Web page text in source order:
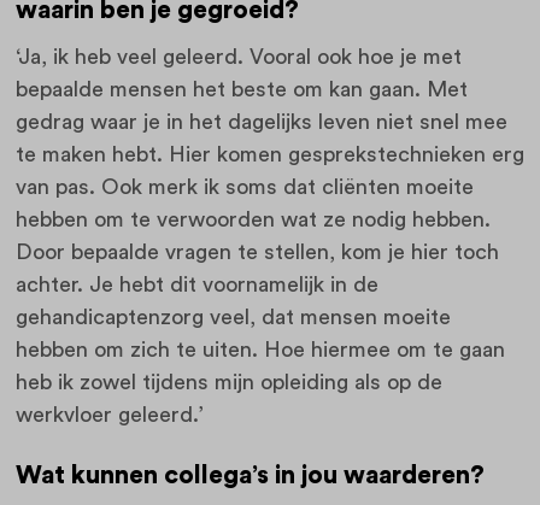
waarin ben je gegroeid?
‘Ja, ik heb veel geleerd. Vooral ook hoe je met
bepaalde mensen het beste om kan gaan. Met
gedrag waar je in het dagelijks leven niet snel mee
te maken hebt. Hier komen gesprekstechnieken erg
van pas. Ook merk ik soms dat cliënten moeite
hebben om te verwoorden wat ze nodig hebben.
Door bepaalde vragen te stellen, kom je hier toch
achter. Je hebt dit voornamelijk in de
gehandicaptenzorg veel, dat mensen moeite
hebben om zich te uiten. Hoe hiermee om te gaan
heb ik zowel tijdens mijn opleiding als op de
werkvloer geleerd.’
Wat kunnen collega’s in jou waarderen?